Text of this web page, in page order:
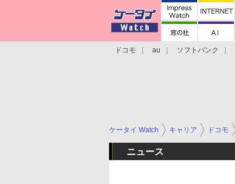
ドコモ au ソフトバンク
ケータイ Watch キャリア ドコモ
ニュース